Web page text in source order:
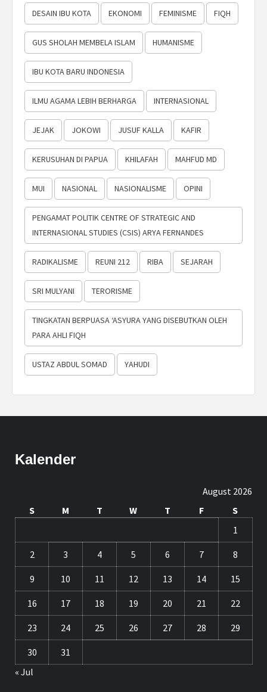
DESAIN IBU KOTA EKONOMI FEMINISME FIQH
GUS SHOLAH MEMBELA ISLAM HUMANISME
IBU KOTA BARU INDONESIA
ILMU AGAMA LEBIH BERHARGA INTERNASIONAL
JEJAK JOKOWI JUSUF KALLA KAFIR
KERUSUHAN DI PAPUA KHILAFAH MAHFUD MD
MUI NASIONAL NASIONALISME OPINI
PENGAMAT POLITIK CENTRE OF STRATEGIC AND
INTERNASIONAL STUDIES (CSIS) ARYA FERNANDES
RADIKALISME REUNI 212 RIBA SEJARAH
SRI MULYANI TERORISME
TINGKATAN BERPUASA ‘ASYURA YANG DISEBUTKAN OLEH
PARA AHLI FIQH
USTAZ ABDUL SOMAD YAHUDI
Kalender
August 2026
S
M T W T F
S
1
2 3 4 5 6 7 8
9 10 11 12 13 14 15
16 17 18 19 20 21 22
23 24 25 26 27 28 29
30
31
« Jul